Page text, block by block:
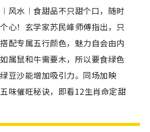
风水︱食甜品不只甜个口，随时
心！玄学家苏民峰师傅指出，只
配专属五行颜色，魅力自会由内
属鼠和牛需要木，所以要食绿色
豆沙能增加吸引力。同场加映
味催旺秘诀，即看12生肖命定甜